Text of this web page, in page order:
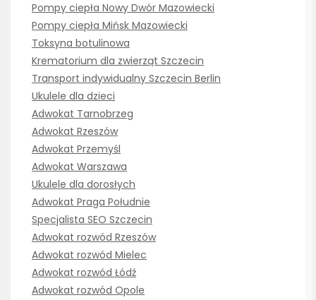
Pompy ciepła Nowy Dwór Mazowiecki
Pompy ciepła Mińsk Mazowiecki
Toksyna botulinowa
Krematorium dla zwierząt Szczecin
Transport indywidualny Szczecin Berlin
Ukulele dla dzieci
Adwokat Tarnobrzeg
Adwokat Rzeszów
Adwokat Przemyśl
Adwokat Warszawa
Ukulele dla dorosłych
Adwokat Praga Południe
Specjalista SEO Szczecin
Adwokat rozwód Rzeszów
Adwokat rozwód Mielec
Adwokat rozwód Łódź
Adwokat rozwód Opole